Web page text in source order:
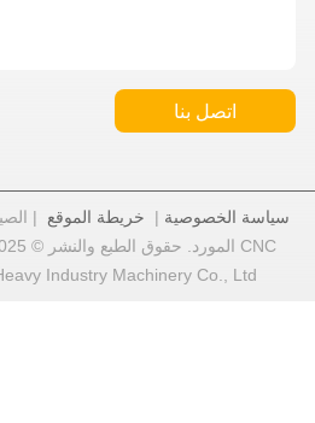
اتصل بنا
سياسة الخصوصية| خريطة الموقع|
Heavy Industry Machinery Co., Ltd جميع الحقوق محفوظة